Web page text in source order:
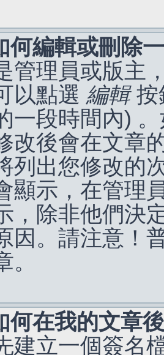
何編輯或刪除
管理員或版主
以點選 編輯按
一段時間內)
改後會在文章
列出您修改的
顯示，在管理
，除非他們決
因。請注意！
何在我的文章
建立一個簽名